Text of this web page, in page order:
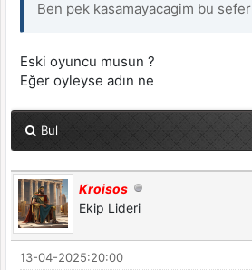
Ben pek kasamayacagim bu sefer
Eski oyuncu musun ?
Eğer oyleyse adın ne
Bul
Kroisos
Ekip Lideri
13-04-2025:20:00